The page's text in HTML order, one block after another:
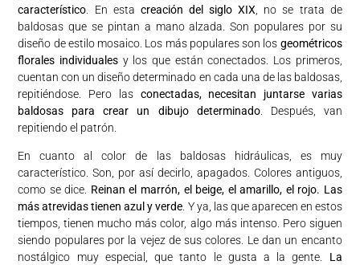
característico . En esta creación del siglo XIX , no se trata de
baldosas que se pintan a mano alzada. Son populares por su
diseño de estilo mosaico. Los más populares son los geométricos
florales individuales y los que están conectados. Los primeros,
cuentan con un diseño determinado en cada una de las baldosas,
repitiéndose. Pero las conectadas, necesitan juntarse varias
baldosas para crear un dibujo determinado. Después, van
repitiendo el patrón.
En cuanto al color de las baldosas hidráulicas, es muy
característico. Son, por así decirlo, apagados. Colores antiguos,
como se dice. Reinan el marrón, el beige, el amarillo, el rojo. Las
más atrevidas tienen azul y verde. Y ya, las que aparecen en estos
tiempos, tienen mucho más color, algo más intenso. Pero siguen
siendo populares por la vejez de sus colores. Le dan un encanto
nostálgico muy especial, que tanto le gusta a la gente. La